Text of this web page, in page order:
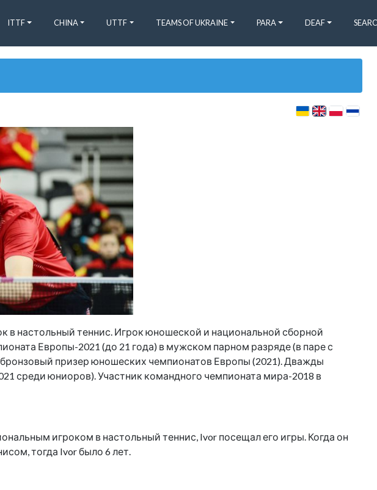
ITTF CHINA UTTF TEAMS OF UKRAINE PARA DEAF
в настольный теннис. Игрок юношеской и национальной сборной
Европы-2021 (до 21 года) в мужском парном разряде (в паре с
призер юношеских чемпионатов Европы (2021). Дважды
среди юниоров). Участник командного чемпионата мира-2018 в
игроком в настольный теннис, Ivor посещал его игры. Когда он
тогда Ivor было 6 лет.